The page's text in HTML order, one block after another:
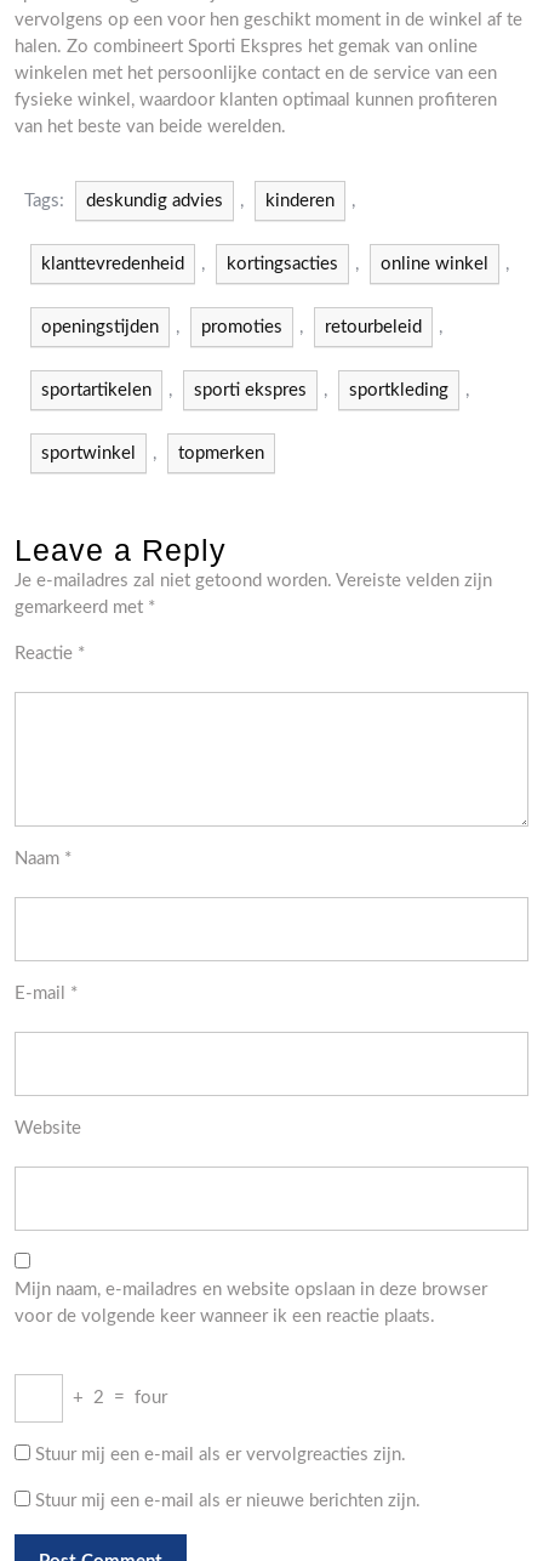
vervolgens op een voor hen geschikt moment in de winkel af te
halen. Zo combineert Sporti Ekspres het gemak van online
winkelen met het persoonlijke contact en de service van een
fysieke winkel, waardoor klanten optimaal kunnen profiteren
van het beste van beide werelden.
Tags: deskundig advies , kinderen ,
klanttevredenheid , kortingsacties , online winkel ,
openingstijden , promoties , retourbeleid ,
sportartikelen , sporti ekspres , sportkleding ,
sportwinkel , topmerken
Leave a Reply
Je e-mailadres zal niet getoond worden. Vereiste velden zijn
gemarkeerd met *
Reactie *
Naam *
E-mail *
Website
Mijn naam, e-mailadres en website opslaan in deze browser
voor de volgende keer wanneer ik een reactie plaats.
+ 2 = four
Stuur mij een e-mail als er vervolgreacties zijn.
Stuur mij een e-mail als er nieuwe berichten zijn.